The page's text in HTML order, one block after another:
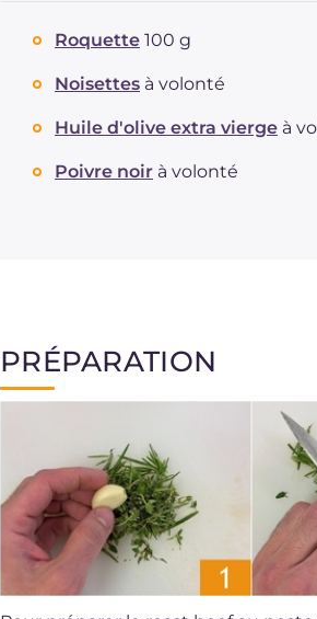
Roquette 100 g
Noisettes à volonté
Huile d'olive extra vierge à
Poivre noir à volonté
PRÉPARATION